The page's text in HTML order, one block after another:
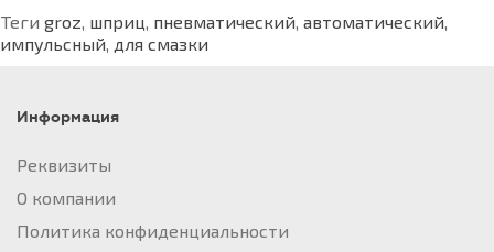
Теги groz, шприц, пневматический, автоматический,
импульсный, для смазки
Информация
Реквизиты
О компании
Политика конфиденциальности